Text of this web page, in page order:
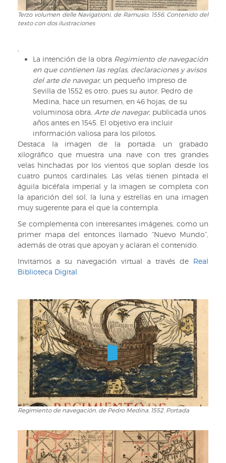
Terzo
volumen
de
Ramusio.
1556.
Contenido
texto
ilustraciones
Terzo volumen delle Navigationi, de Ramusio. 1556. Contenido del
texto con dos ilustraciones
La intención de la obra Regimiento de navegación
en que contienen las reglas, declaraciones y avisos
del arte de navegar, un pequeño impreso de
Sevilla de 1552 es otro, pues su autor, Pedro de
Medina, hace un resumen, en 46 hojas, de su
voluminosa obra, Arte de navegar, publicada unos
años antes en 1545. El objetivo era incluir
información valiosa para los pilotos.
Destaca la imagen de la portada: un grabado
xilográfico que muestra una nave con tres grandes
velas hinchadas por los vientos que soplan desde los
cuatro puntos cardinales. Las velas tienen pintada el
águila bicéfala imperial y la imagen se completa con
la aparición del sol, la luna y estrellas en una imagen
muy sugerente para el que la contempla.
Se complementa con interesantes imágenes, como un
primer mapa del entonces llamado “Nuevo Mundo”,
además de otras que apoyan y aclaran el contenido.
Invitamos a su navegación virtual a través de Real
Biblioteca Digital
Regimiento
navegación,
Pedro
Regimiento de navegación, de Pedro Medina. 1552. Portada